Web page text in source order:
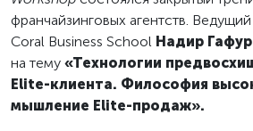
франчайзинговых агентств.
Coral Business School Надир
на тему «Технологии
Elite-клиента. Философия
мышление Elite-продаж».